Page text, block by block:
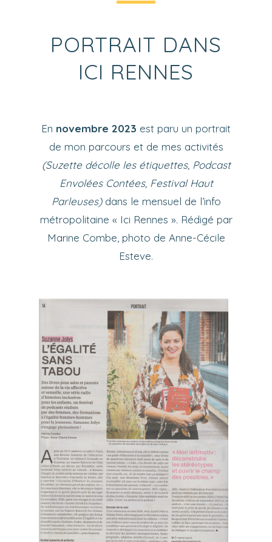
PORTRAIT DANS
ICI RENNES
En novembre 2023 est paru un portrait
de mon parcours et de mes activités
(Suzette décolle les étiquettes, Podcast
Envolées Contées, Festival Haut
Parleuses)dans le mensuel de l’info
métropolitaine « Ici Rennes ». Rédigé par
Marine Combe, photo de Anne-Cécile
Esteve.